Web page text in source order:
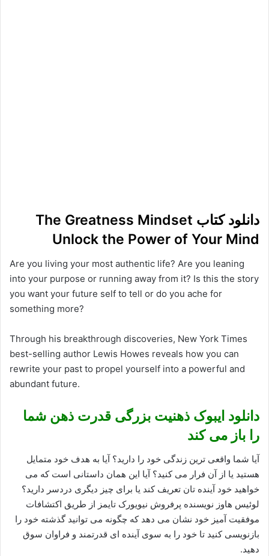
دانلود کتاب The Greatness Mindset
Unlock the Power of Your Mind
Are you living your most authentic life? Are you leaning
into your purpose or running away from it? Is this the story
you want your future self to tell or do you ache for
something more?
Through his breakthrough discoveries, New York Times
best-selling author Lewis Howes reveals how you can
rewrite your past to propel yourself into a powerful and
abundant future.
دانلود ایبوک ذهنیت بزرگی قدرت ذهن شما
را باز می کند
آیا شما واقعی ترین زندگی خود را دارید؟ آیا به هدف خود متمایل
هستید یا از آن فرار می کنید؟ آیا این همان داستانی است که می
خواهید خود آینده تان تعریف کند یا برای چیز دیگری دردسر دارید؟
لوئیس هاوز نویسنده پرفروش نیویورک تایمز از طریق اکتشافات
موفقیت آمیز خود نشان می دهد که چگونه می توانید گذشته خود را
بازنویسی کنید تا خود را به سوی آینده ای قدرتمند و فراوان سوق
دهید.